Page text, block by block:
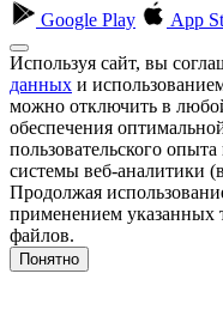
Google Play
App
Используя сайт, вы
данных и
можно отключить в
обеспечения
пользовательского
системы веб-аналитики
Продолжая
применением указанных
файлов.
Понятно